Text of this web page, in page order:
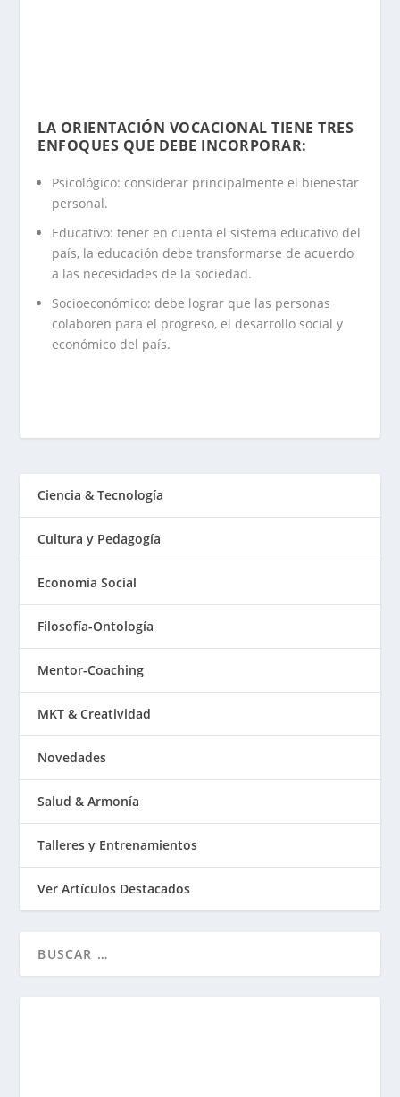
LA ORIENTACIÓN VOCACIONAL TIENE TRES
ENFOQUES QUE DEBE INCORPORAR:
Psicológico: considerar principalmente el bienestar
personal.
Educativo: tener en cuenta el sistema educativo del
país, la educación debe transformarse de acuerdo
a las necesidades de la sociedad.
Socioeconómico: debe lograr que las personas
colaboren para el progreso, el desarrollo social y
económico del país.
Ciencia & Tecnología
Cultura y Pedagogía
Economía Social
Filosofía-Ontología
Mentor-Coaching
MKT & Creatividad
Novedades
Salud & Armonía
Talleres y Entrenamientos
Ver Artículos Destacados